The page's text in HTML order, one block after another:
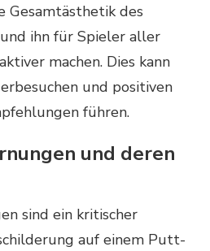
Gesamtästhetik des
ihn für Spieler aller
machen. Dies kann
und positiven
führen.
und deren
sind ein kritischer
auf einem Putt-